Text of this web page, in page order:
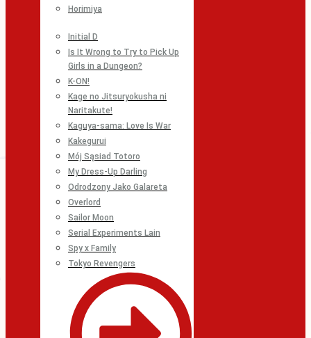
Horimiya
Initial D
Is It Wrong to Try to Pick Up
Girls in a Dungeon?
K-ON!
Kage no Jitsuryokusha ni
Naritakute!
Kaguya-sama: Love Is War
Kakegurui
Mój Sąsiad Totoro
My Dress-Up Darling
Odrodzony Jako Galareta
Overlord
Sailor Moon
Serial Experiments Lain
Spy x Family
Tokyo Revengers